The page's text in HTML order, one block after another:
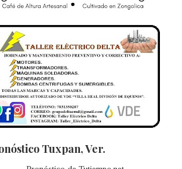
Tuxpan, Ver.